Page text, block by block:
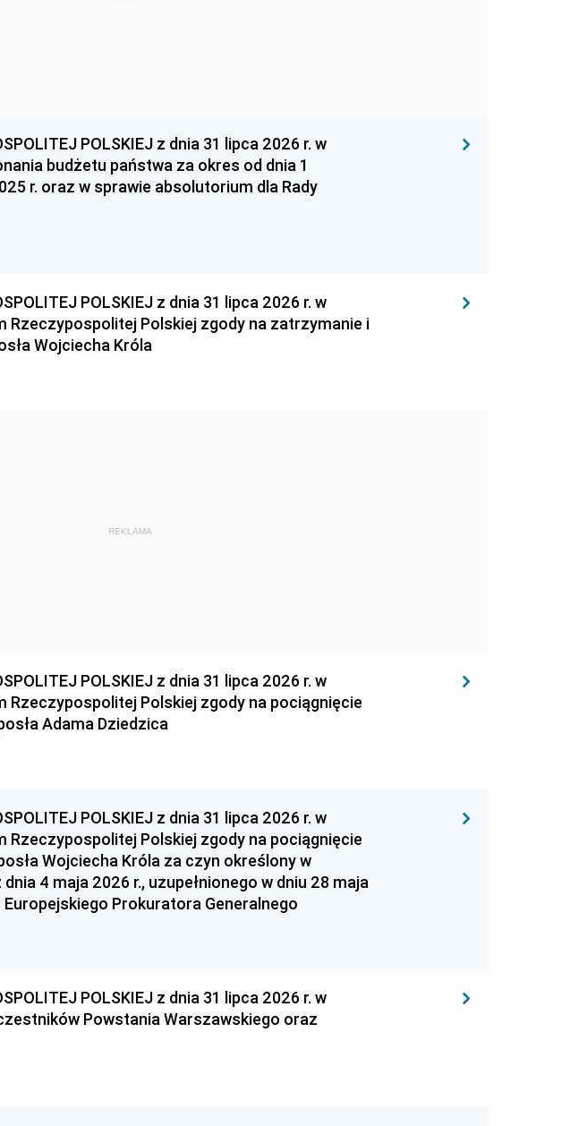
POLSKIEJ z dnia 31 lipca 2026 r. w
budżetu państwa za okres od dnia 1
r. oraz w sprawie absolutorium dla Rady
POLSKIEJ z dnia 31 lipca 2026 r. w
Rzeczypospolitej Polskiej zgody na zatrzymanie i
Wojciecha Króla
REKLAMA
POLSKIEJ z dnia 31 lipca 2026 r. w
Rzeczypospolitej Polskiej zgody na pociągnięcie
Adama Dziedzica
POLSKIEJ z dnia 31 lipca 2026 r. w
Rzeczypospolitej Polskiej zgody na pociągnięcie
Wojciecha Króla za czyn określony w
4 maja 2026 r., uzupełnionego w dniu 28 maja
Prokuratora Generalnego
POLSKIEJ z dnia 31 lipca 2026 r. w
Powstania Warszawskiego oraz